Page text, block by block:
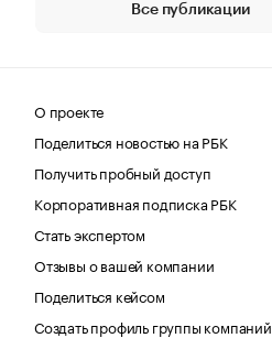
Все публикации
О проекте
Поделиться новостью на РБК
Получить пробный доступ
Корпоративная подписка РБК
Стать экспертом
Отзывы о вашей компании
Поделиться кейсом
Создать профиль группы компаний